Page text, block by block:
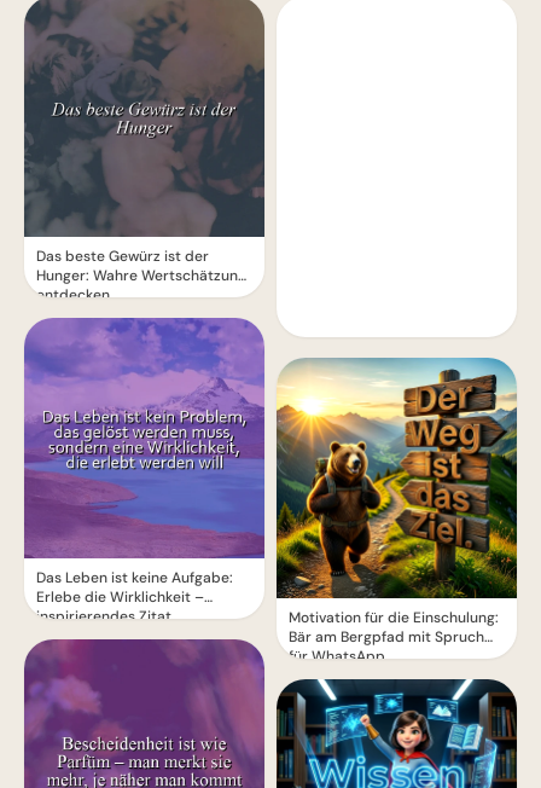
Das beste Gewürz ist der
Hunger: Wahre Wertschätzung
entdecken
Das Leben ist keine Aufgabe:
Erlebe die Wirklichkeit –
inspirierendes Zitat
Motivation für die Einschulung:
Bär am Bergpfad mit Spruch
für WhatsApp